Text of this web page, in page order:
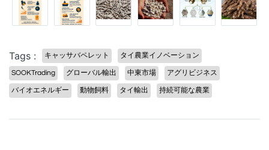
Tags : キャッサバペレット タイ農業イノベーション
SOOKTrading グローバル輸出 中東市場 アグリビジネス
バイオエネルギー 動物飼料 タイ輸出 持続可能な農業